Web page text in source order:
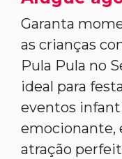
Garanta
as crianças
Pula Pula no
ideal para
eventos
emocionante,
atração